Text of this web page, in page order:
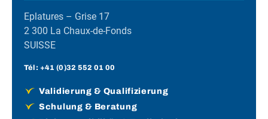
Eplatures – Grise 17
2 300 La Chaux-de-Fonds
SUISSE
Tél : +41 (0)32 552 01 00
Validierung & Qualifizierung
Schulung & Beratung